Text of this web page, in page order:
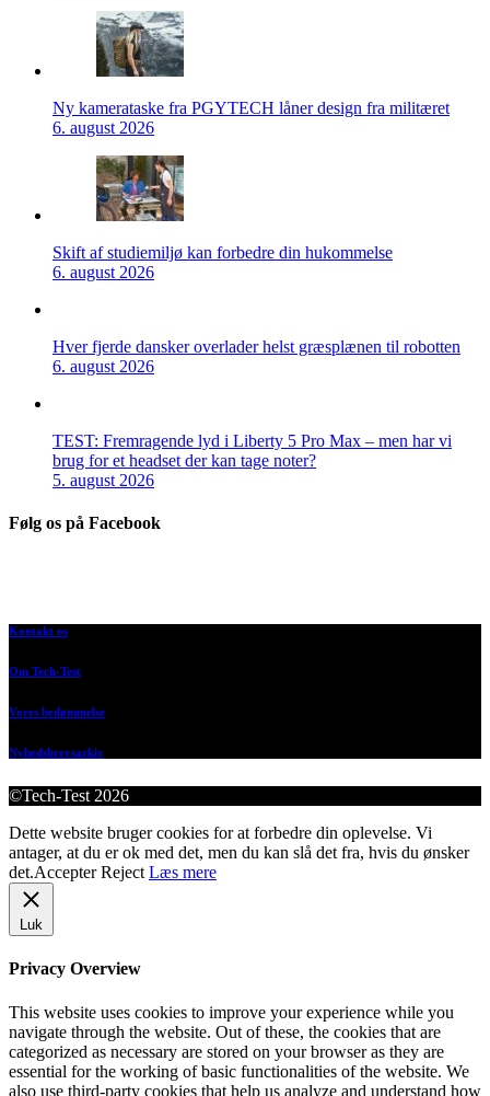
Ny kamerataske fra PGYTECH låner design fra militæret
6. august 2026
Skift af studiemiljø kan forbedre din hukommelse
6. august 2026
Hver fjerde dansker overlader helst græsplænen til robotten
6. august 2026
TEST: Fremragende lyd i Liberty 5 Pro Max – men har vi
brug for et headset der kan tage noter?
5. august 2026
Følg os på Facebook
Kontakt os
Om Tech-Test
Vores bedømmelse
Nyhedsbrevsarkiv
©Tech-Test 2026
Dette website bruger cookies for at forbedre din oplevelse. Vi
antager, at du er ok med det, men du kan slå det fra, hvis du ønsker
det.Accepter Reject Læs mere
Luk
Privacy Overview
This website uses cookies to improve your experience while you
navigate through the website. Out of these, the cookies that are
categorized as necessary are stored on your browser as they are
essential for the working of basic functionalities of the website. We
also use third-party cookies that help us analyze and understand how